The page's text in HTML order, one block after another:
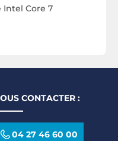
Intel Core 7
CONTACTER :
04 27 46 60 00